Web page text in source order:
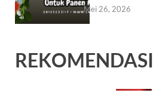
Mei 26, 2026
REKOMENDASI